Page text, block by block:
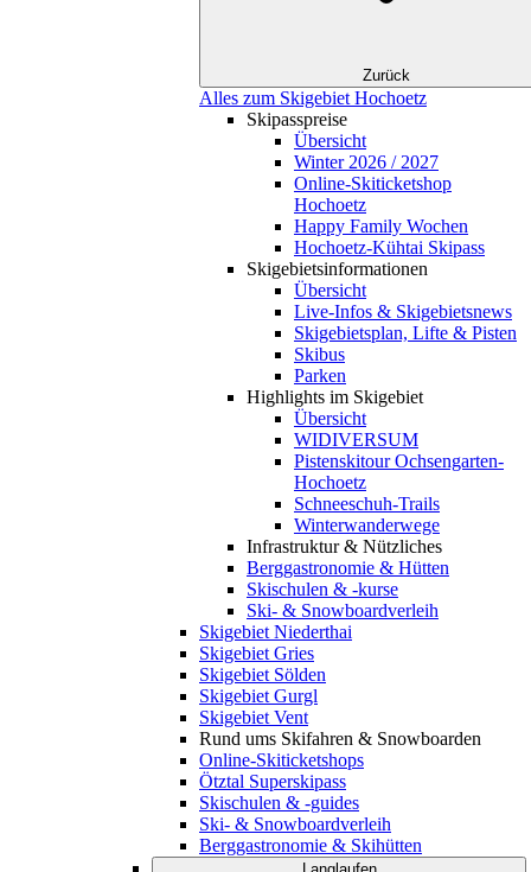
Zurück
Alles zum Skigebiet Hochoetz
Skipasspreise
Übersicht
Winter 2026 / 2027
Online-Skiticketshop
Hochoetz
Happy Family Wochen
Hochoetz-Kühtai Skipass
Skigebietsinformationen
Übersicht
Live-Infos & Skigebietsnews
Skigebietsplan, Lifte & Pisten
Skibus
Parken
Highlights im Skigebiet
Übersicht
WIDIVERSUM
Pistenskitour Ochsengarten-
Hochoetz
Schneeschuh-Trails
Winterwanderwege
Infrastruktur & Nützliches
Berggastronomie & Hütten
Skischulen & -kurse
Ski- & Snowboardverleih
Skigebiet Niederthai
Skigebiet Gries
Skigebiet Sölden
Skigebiet Gurgl
Skigebiet Vent
Rund ums Skifahren & Snowboarden
Online-Skiticketshops
Ötztal Superskipass
Skischulen & -guides
Ski- & Snowboardverleih
Berggastronomie & Skihütten